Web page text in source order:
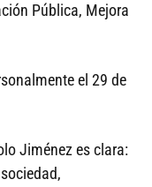
Pública, Mejora
el 29 de
Jiménez es clara: